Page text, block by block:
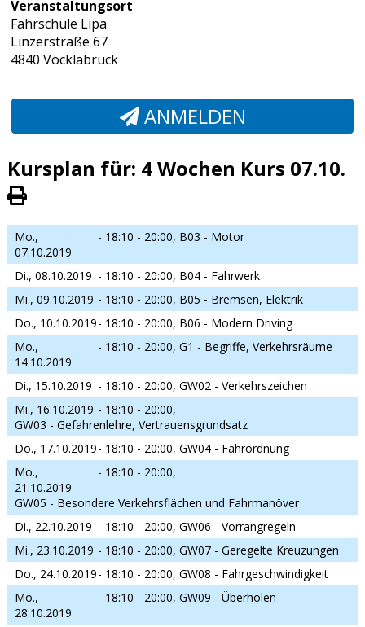
Veranstaltungsort
Fahrschule Lipa
Linzerstraße 67
4840 Vöcklabruck
ANMELDEN
Kursplan für: 4 Wochen Kurs 07.10.
Mo.,
07.10.2019
- 18:10 - 20:00, B03 - Motor
Di., 08.10.2019 - 18:10 - 20:00, B04 - Fahrwerk
Mi., 09.10.2019 - 18:10 - 20:00, B05 - Bremsen, Elektrik
Do., 10.10.2019- 18:10 - 20:00, B06 - Modern Driving
Mo.,
14.10.2019
- 18:10 - 20:00, G1 - Begriffe, Verkehrsräume
Di., 15.10.2019 - 18:10 - 20:00, GW02 - Verkehrszeichen
Mi., 16.10.2019 - 18:10 - 20:00,
GW03 - Gefahrenlehre, Vertrauensgrundsatz
Do., 17.10.2019- 18:10 - 20:00, GW04 - Fahrordnung
Mo.,
21.10.2019
- 18:10 - 20:00,
GW05 - Besondere Verkehrsflächen und Fahrmanöver
Di., 22.10.2019 - 18:10 - 20:00, GW06 - Vorrangregeln
Mi., 23.10.2019 - 18:10 - 20:00, GW07 - Geregelte Kreuzungen
Do., 24.10.2019- 18:10 - 20:00, GW08 - Fahrgeschwindigkeit
Mo.,
28.10.2019
- 18:10 - 20:00, GW09 - Überholen